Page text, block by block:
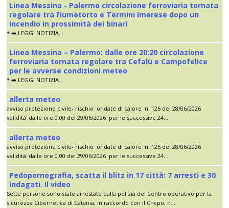
Linea Messina - Palermo circolazione ferroviaria tornata
regolare tra Fiumetorto e Termini Imerese dopo un
incendio in prossimità dei binari
* ➡️ LEGGI NOTIZIA...
Linea Messina – Palermo: dalle ore 20:20 circolazione
ferroviaria tornata regolare tra Cefalù e Campofelice
per le avverse condizioni meteo
* ➡️ LEGGI NOTIZIA...
allerta meteo
avviso protezione civile- rischio ondate di calore n. 126 del 28/06/2026
validità' dalle ore 0.00 del 29/06/2026 per le successive 24...
allerta meteo
avviso protezione civile- rischio ondate di calore n. 126 del 28/06/2026
validità' dalle ore 0.00 del 29/06/2026 per le successive 24...
Pedopornografia, scatta il blitz in 17 città: 7 arresti e 30
indagati. Il video
Sette persone sono state arrestate dalla polizia del Centro operativo per la
sicurezza Cibernetica di Catania, in raccordo con il Cncpo, n...